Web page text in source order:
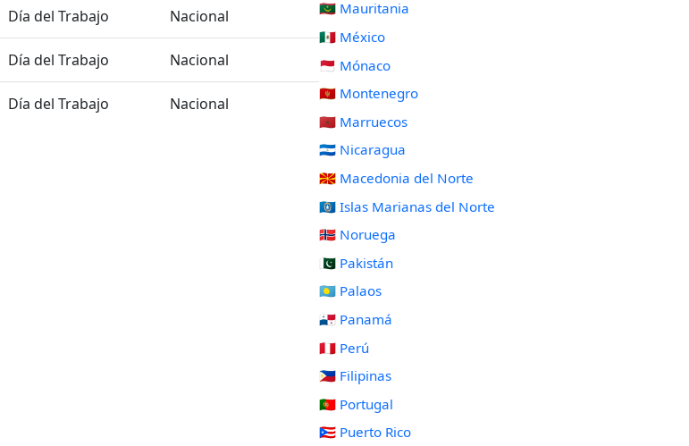
Día del Trabajo Nacional
Día del Trabajo Nacional
Día del Trabajo Nacional
🇲🇷 Mauritania
🇲🇽 México
🇲🇨 Mónaco
🇲🇪 Montenegro
🇲🇦 Marruecos
🇳🇮 Nicaragua
🇲🇰 Macedonia del Norte
🇲🇵 Islas Marianas del Norte
🇳🇴 Noruega
🇵🇰 Pakistán
🇵🇼 Palaos
🇵🇦 Panamá
🇵🇪 Perú
🇵🇭 Filipinas
🇵🇹 Portugal
🇵🇷 Puerto Rico